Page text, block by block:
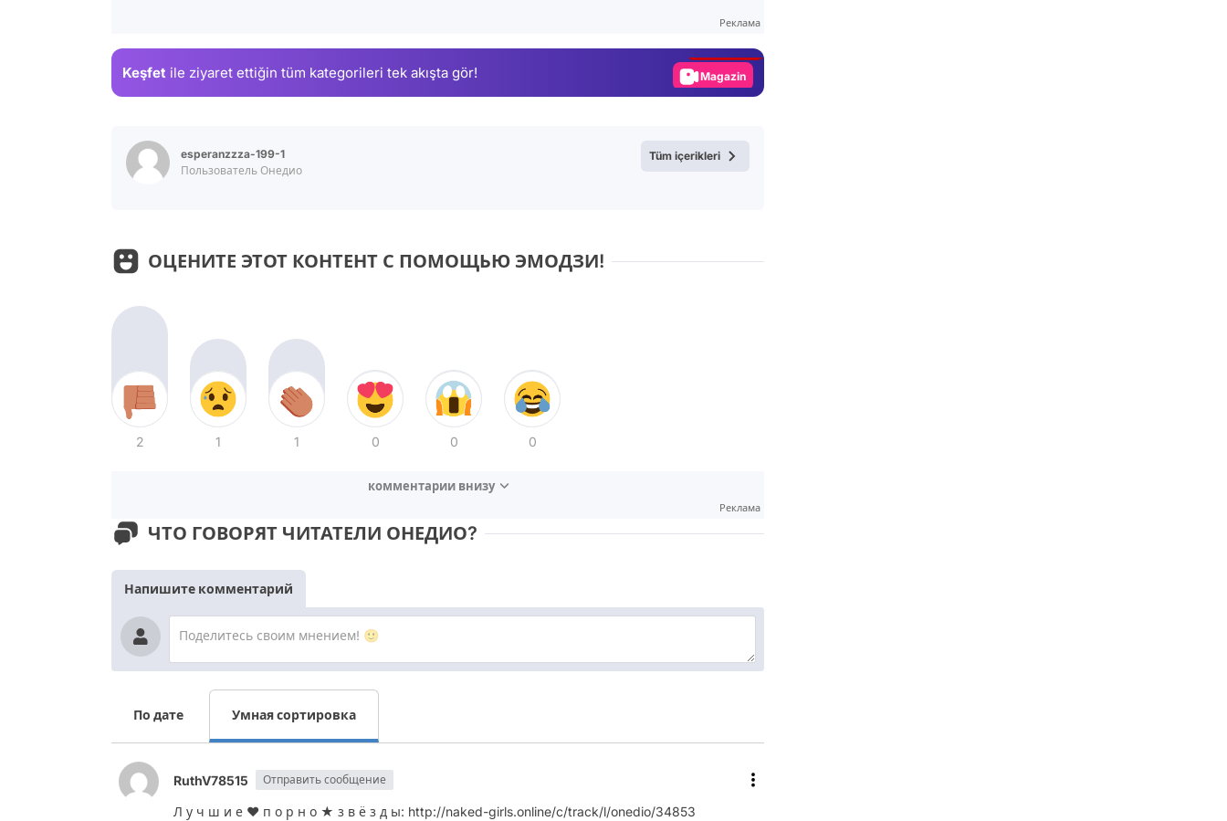
Реклама
Keşfet ile ziyaret ettiğin tüm kategorileri tek akışta gör! Magazin
esperanzzza-199-1
Пользователь Онедио
Tüm içerikleri
ОЦЕНИТЕ ЭТОТ КОНТЕНТ С ПОМОЩЬЮ ЭМОДЗИ!
2 1 1 0 0 0
комментарии внизу
Реклама
ЧТО ГОВОРЯТ ЧИТАТЕЛИ ОНЕДИО?
Напишите комментарий
По дате Умная сортировка
RuthV78515 Отправить сообщение
Л у ч ш и е ❤️ п о р н о ★ з в ё з д ы: http://naked-girls.online/c/track/l/onedio/34853